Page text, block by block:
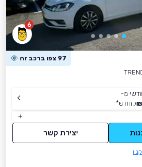
6
97 צפו ברכב זה
מ-
₪לחודש*
יצירת קשר